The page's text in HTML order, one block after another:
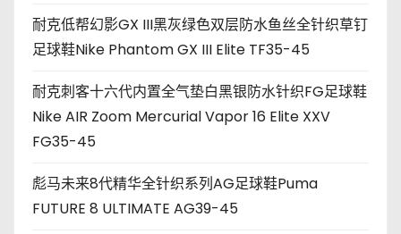
耐克低帮幻影GX III黑灰绿色双层防水鱼丝全针织草钉
足球鞋Nike Phantom GX III Elite TF35-45
耐克刺客十六代内置全气垫白黑银防水针织FG足球鞋
Nike AIR Zoom Mercurial Vapor 16 Elite XXV
FG35-45
彪马未来8代精华全针织系列AG足球鞋Puma
FUTURE 8 ULTIMATE AG39-45